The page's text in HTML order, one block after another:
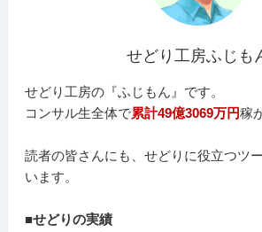
せどり工房ふじも
せどり工房の『ふじもん』です。
コンサル生全体で累計49億3069万円稼
読者の皆さんにも、せどりに役立つツ
います。
■せどりの実績